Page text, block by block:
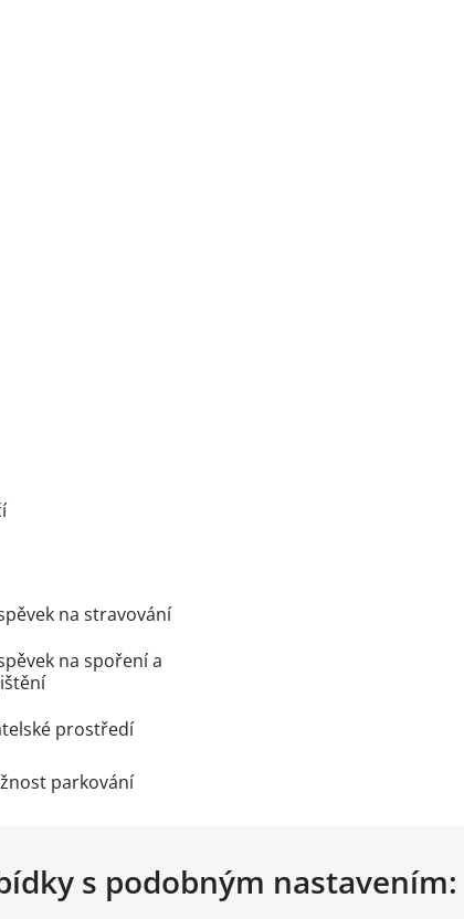
na stravování
na spoření a
prostředí
parkování
s podobným nastavením: